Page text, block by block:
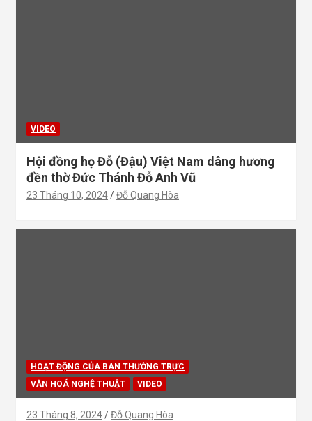
VIDEO
Hội đồng họ Đỗ (Đậu) Việt Nam dâng hương
đền thờ Đức Thánh Đỗ Anh Vũ
23 Tháng 10, 2024 Đỗ Quang Hòa
HOẠT ĐỘNG CỦA BAN THƯỜNG TRỰC
VĂN HOÁ NGHỆ THUẬT
VIDEO
23 Tháng 8, 2024 Đỗ Quang Hòa